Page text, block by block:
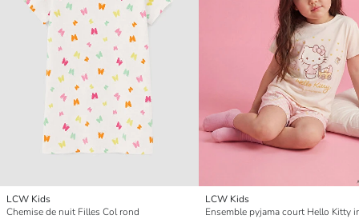
LCW Kids
Chemise de nuit Filles Col rond
LCW Kids